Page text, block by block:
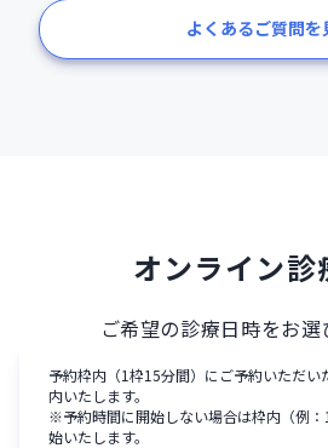
よくあるご質問を
オンライン診
ご希望の診療日時をお選
予約枠内（1枠15分間）にご予約いただい
内いたします。
※予約時間に開始しない場合は枠内（例
始いたします。